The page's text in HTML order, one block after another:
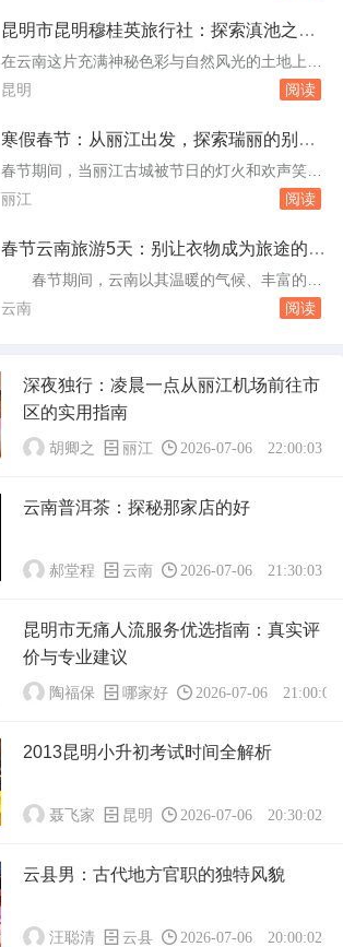
几个不可错过的旅游胜地，揭秘那些隐藏在彩云
工距离昆明市区约80公里的石林，是必游之地。
这里以其壮观的喀斯特地貌闻名于世，被誉为...
昆明市昆明穆桂英旅行社：探索滇池之畔
的传奇旅程
在云南这片充满神秘色彩与自然风光的土地上，
昆明市昆明穆桂英旅行社如同一颗璀璨的明珠，
者深入探索这座“春城”的每一个角落。自成立以
宗旨，不仅为游客提供了丰富的旅游线路选择，
更在每一次旅行中融入了地方文化的深度体验，
昆明 阅读
寒假春节：从丽江出发，探索瑞丽的别样
风情
春节期间，当丽江古城被节日的灯火和欢声笑语
装点得格外温馨时，不少旅者开始寻找那些能将
的地。瑞丽，这座位于中国西南边陲的小城，以
光，成为了寒假春节期间一个不可多得的旅游选
择。本文将为您详细规划从丽江出发到瑞丽的行
丽江 阅读
春节云南旅游5天：别让衣物成为旅途的烦
春节期间，云南以其温暖的气候、丰富的民
族文化、壮丽的自然风光和诱人的美食成为了众
带换洗衣物的问题。以下是对这一问题的详细探
讨，希望能为你的云南之旅提供实用建议。#云
南气候概况了解目的地的气候是决定携带衣物数
量的关...
云南 阅读
深夜独行：凌晨一点从丽江机场前往市
区的实用指南
胡卿之 丽江 2026-07-06 22:00:03
云南普洱茶：探秘那家店的好
郝堂程 云南 2026-07-06 21:30:03
昆明市无痛人流服务优选指南：真实评
价与专业建议
陶福保 哪家好 2026-07-06 21:00:03
2013昆明小升初考试时间全解析
聂飞家 昆明 2026-07-06 20:30:02
云县男：古代地方官职的独特风貌
汪聪清 云县 2026-07-06 20:00:02